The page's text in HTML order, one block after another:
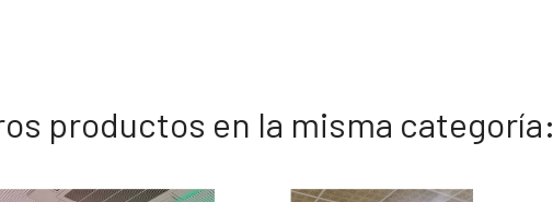
productos en la misma categoría: